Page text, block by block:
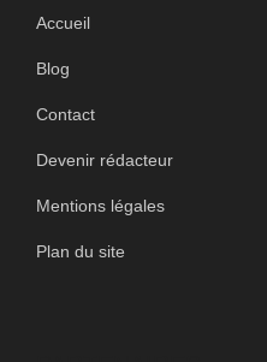
Accueil
Blog
Contact
Devenir rédacteur
Mentions légales
Plan du site